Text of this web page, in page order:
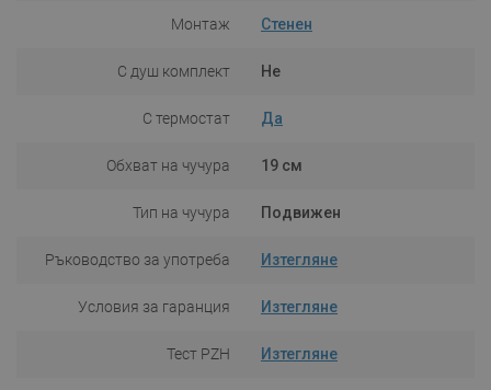
Монтаж Стенен
С душ комплект Не
С термостат Да
Обхват на чучура 19 см
Тип на чучура Подвижен
Ръководство за употреба Изтегляне
Условия за гаранция Изтегляне
Тест PZH Изтегляне